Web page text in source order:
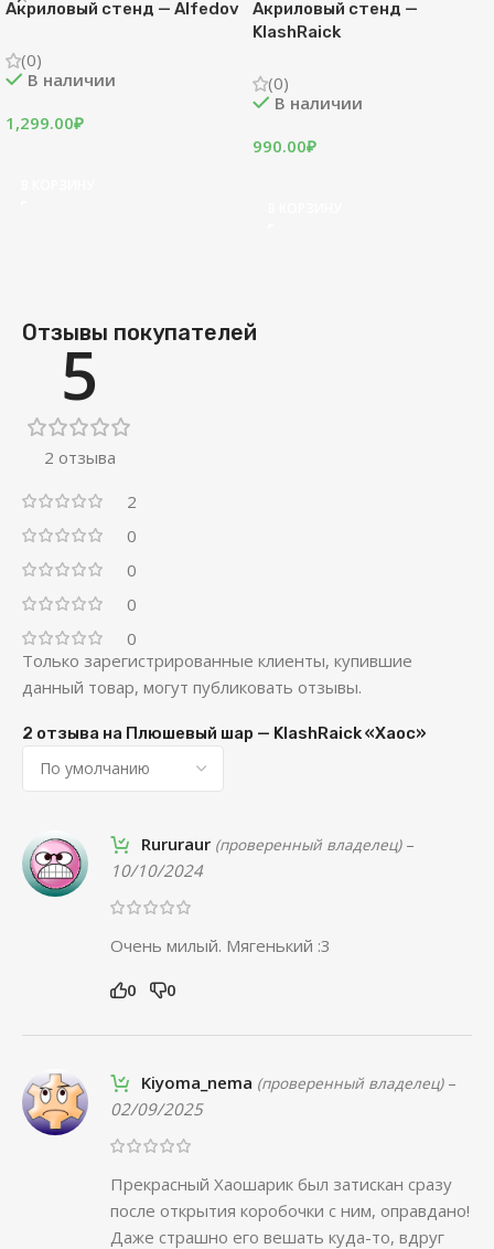
Акриловый стенд — Alfedov
(0)
В наличии
1,299.00₽
Акриловый стенд —
KlashRaick
(0)
В наличии
990.00₽
Отзывы покупателей
5
2 отзыва
2
0
0
0
0
2 отзыва на Плюшевый шар — KlashRaick «Хаос»
Rururaur (проверенный владелец) –
10/10/2024
Очень милый. Мягенький :3
0 0
Kiyoma_nema (проверенный владелец) –
02/09/2025
Прекрасный Хаошарик был затискан сразу
после открытия коробочки с ним, оправдано!
Даже страшно его вешать куда-то, вдруг
Только зарегистрированные клиенты, купившие
данный товар, могут публиковать отзывы.